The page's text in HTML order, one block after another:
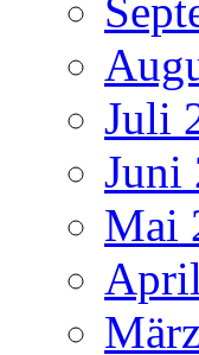
Juli
Juni
Mai